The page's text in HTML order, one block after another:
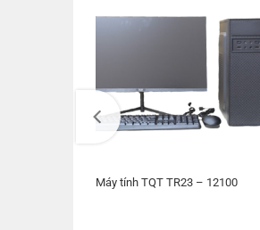
Máy tính TQT TR23 – 12100